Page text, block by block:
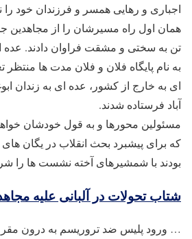
اجباری و رهایی همسر و فرزندان خود را
همان اول راه مسیرشان را از مجاهدین
تن به سختی و مشقت فراوان دادند. عده
به نام پایگاه فلان و فلان مدت ها منتظر
ای به خارج از کشور، عده ای به زندان
آباد فرستاده شدند.
مسئولین محورها و به قول خودشان
که برای پیشبرد بحث انقلاب در یگان
بودند با شمشیرهای آخته نشست ها را
شتاب تحولات در آلبانی علیه